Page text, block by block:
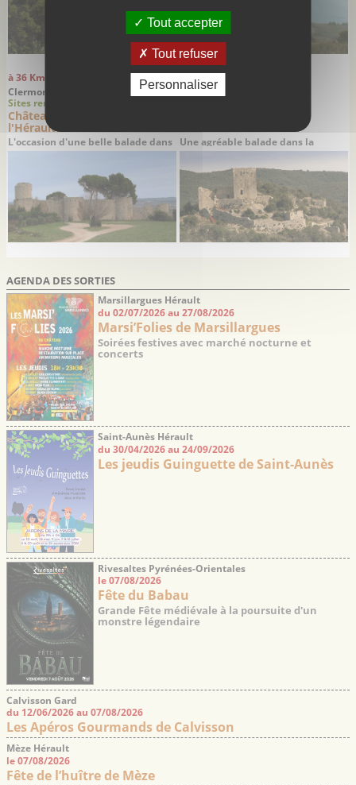
à 36 Km
Clermont l'Hérault - Hérault
Sites remarquables
Château Féodal de Clermont
l'Hérault
L'occasion d'une belle balade dans
la vallée de l'Hérault
à 36 Km
Montoulieu - Hérault
Une agréable balade dans la
garrigue à la découverte des ruines
d’un château médiéval du 12ème
AGENDA DES SORTIES
Marsillargues Hérault
du 02/07/2026 au 27/08/2026
Marsi’Folies de Marsillargues
Soirées festives avec marché nocturne et
concerts
Saint-Aunès Hérault
du 30/04/2026 au 24/09/2026
Les jeudis Guinguette de Saint-Aunès
Rivesaltes Pyrénées-Orientales
le 07/08/2026
Fête du Babau
Grande Fête médiévale à la poursuite d'un
monstre légendaire
Calvisson Gard
du 12/06/2026 au 07/08/2026
Les Apéros Gourmands de Calvisson
Mèze Hérault
le 07/08/2026
Fête de l’huître de Mèze
Tout accepter
Tout refuser
Personnaliser